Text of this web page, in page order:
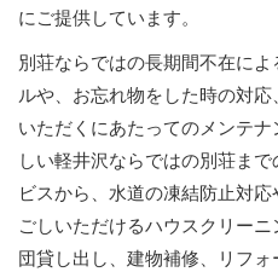
にご提供しています。
別荘ならではの長期間不在に
ルや、お忘れ物をした時の対
いただくにあたってのメンテ
しい軽井沢ならではの別荘ま
ビスから、水道の凍結防止対
ごしいただけるハウスクリー
団貸し出し、建物補修、リフ